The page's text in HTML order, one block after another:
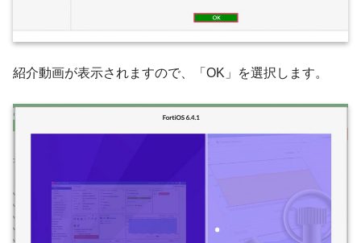
紹介動画が表示されますので、「OK」を選択します。